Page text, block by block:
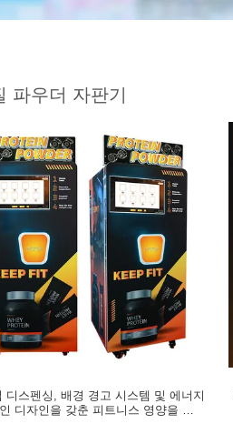
파우더 자판기
디스펜싱, 배경 경고 시스템 및 에너지
디자인을 갖춘 피트니스 영양을 위한